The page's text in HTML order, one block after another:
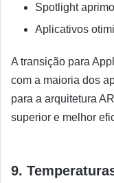
Spotlight
Aplicativos
A transição para
com a maioria dos
para a arquitetura
superior e melhor
9.